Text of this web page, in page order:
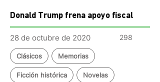
Donald Trump frena apoyo fiscal
28 de octubre de 2020 298
Clásicos Memorias
Ficción histórica Novelas